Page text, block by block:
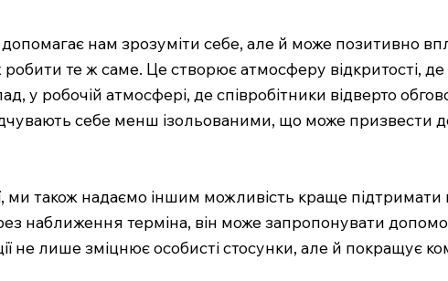
нам зрозуміти себе, але й може позитивно
те ж саме. Це створює атмосферу відкритості,
у робочій атмосфері, де співробітники відверто
себе менш ізольованими, що може призвести
ми також надаємо іншим можливість краще
наближення терміна, він може запропонувати
не лише зміцнює особисті стосунки, але й покращує